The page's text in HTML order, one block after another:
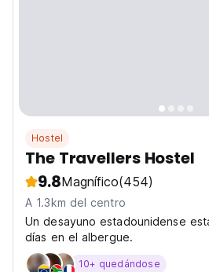
Hostel
The Travellers Hostel
9.8Magnífico(454)
A 1.3km del centro
Un desayuno estadounidense
días en el albergue.
10+ quedándose